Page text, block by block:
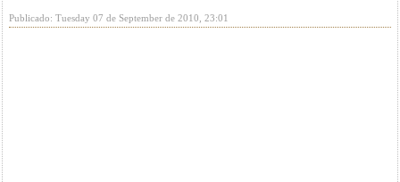
Publicado: Tuesday 07 de September de 2010, 23:01